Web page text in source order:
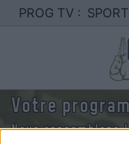
PROG TV : SPORT
Votre
Nous rassemblons